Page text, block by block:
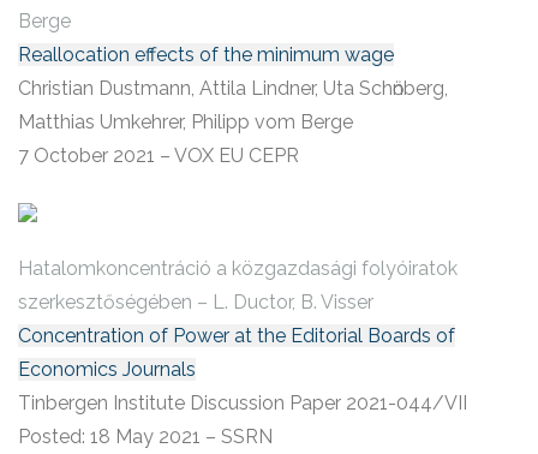
Berge
Reallocation effects of the minimum wage
Christian Dustmann, Attila Lindner, Uta Schӧnberg,
Matthias Umkehrer, Philipp vom Berge
7 October 2021 – VOX EU CEPR
Hatalomkoncentráció a közgazdasági folyóiratok
szerkesztőségében – L. Ductor, B. Visser
Concentration of Power at the Editorial Boards of
Economics Journals
Tinbergen Institute Discussion Paper 2021-044/VII
Posted: 18 May 2021 – SSRN